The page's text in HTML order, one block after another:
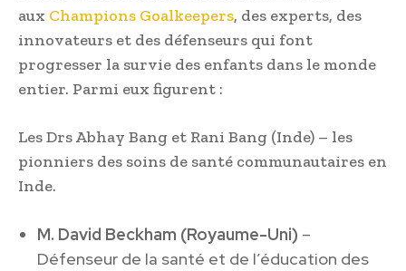
aux Champions Goalkeepers, des experts, des
innovateurs et des défenseurs qui font
progresser la survie des enfants dans le monde
entier. Parmi eux figurent :
Les Drs Abhay Bang et Rani Bang (Inde) – les
pionniers des soins de santé communautaires en
Inde.
M. David Beckham (Royaume-Uni) –
Défenseur de la santé et de l’éducation des